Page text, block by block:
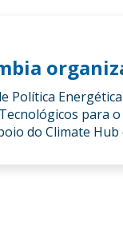
Política
para o
do Climate